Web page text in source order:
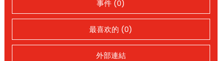
事件 (0)
最喜欢的 (0)
外部連結